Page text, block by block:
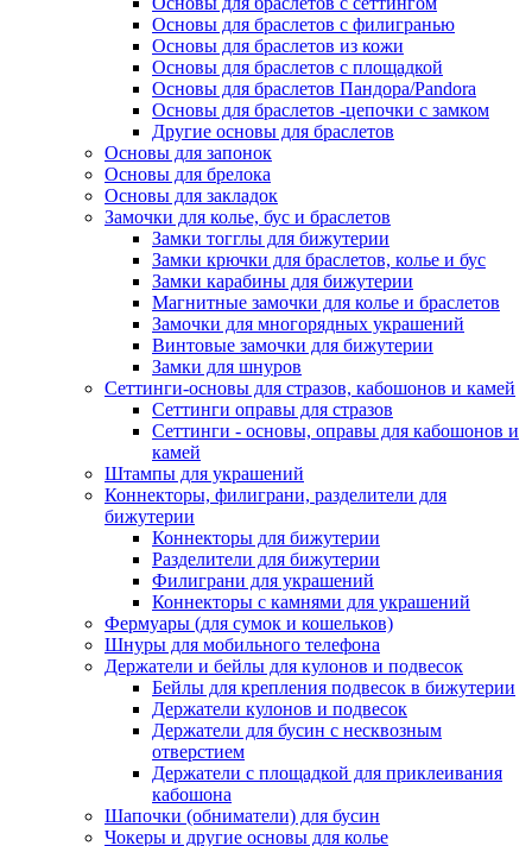
Основы для браслетов с филигранью
Основы для браслетов из кожи
Основы для браслетов с площадкой
Основы для браслетов Пандора/Pandora
Основы для браслетов -цепочки с замком
Другие основы для браслетов
Основы для запонок
Основы для брелока
Основы для закладок
Замочки для колье, бус и браслетов
Замки тогглы для бижутерии
Замки крючки для браслетов, колье и бус
Замки карабины для бижутерии
Магнитные замочки для колье и браслетов
Замочки для многорядных украшений
Винтовые замочки для бижутерии
Замки для шнуров
Сеттинги-основы для стразов, кабошонов и камей
Сеттинги оправы для стразов
Сеттинги - основы, оправы для кабошонов и
камей
Штампы для украшений
Коннекторы, филиграни, разделители для
бижутерии
Коннекторы для бижутерии
Разделители для бижутерии
Филиграни для украшений
Коннекторы с камнями для украшений
Фермуары (для сумок и кошельков)
Шнуры для мобильного телефона
Держатели и бейлы для кулонов и подвесок
Бейлы для крепления подвесок в бижутерии
Держатели кулонов и подвесок
Держатели для бусин с несквозным
отверстием
Держатели с площадкой для приклеивания
кабошона
Шапочки (обниматели) для бусин
Чокеры и другие основы для колье